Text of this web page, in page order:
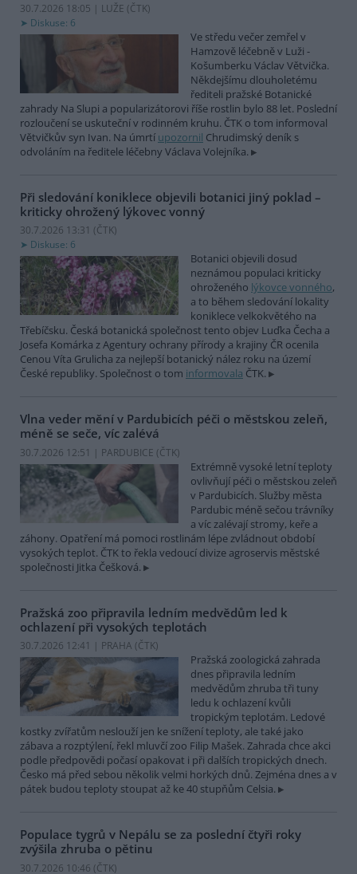
30.7.2026 18:05 | LUŽE (ČTK)
Diskuse: 6
Ve středu večer zemřel v
Hamzově léčebně v Luži -
Košumberku Václav Větvička.
Někdejšímu dlouholetému
řediteli pražské Botanické
zahrady Na Slupi a popularizátorovi říše rostlin bylo 88 let. Poslední
rozloučení se uskuteční v rodinném kruhu. ČTK o tom informoval
Větvičkův syn Ivan. Na úmrtí upozornil Chrudimský deník s
odvoláním na ředitele léčebny Václava Volejníka.
Při sledování koniklece objevili botanici jiný poklad –
kriticky ohrožený lýkovec vonný
30.7.2026 13:31 (ČTK)
Diskuse: 6
Botanici objevili dosud
neznámou populaci kriticky
ohroženého lýkovce vonného,
a to během sledování lokality
koniklece velkokvětého na
Třebíčsku. Česká botanická společnost tento objev Luďka Čecha a
Josefa Komárka z Agentury ochrany přírody a krajiny ČR ocenila
Cenou Víta Grulicha za nejlepší botanický nález roku na území
České republiky. Společnost o tom informovala ČTK.
Vlna veder mění v Pardubicích péči o městskou zeleň,
méně se seče, víc zalévá
30.7.2026 12:51 | PARDUBICE (ČTK)
Extrémně vysoké letní teploty
ovlivňují péči o městskou zeleň
v Pardubicích. Služby města
Pardubic méně sečou trávníky
a víc zalévají stromy, keře a
záhony. Opatření má pomoci rostlinám lépe zvládnout období
vysokých teplot. ČTK to řekla vedoucí divize agroservis městské
společnosti Jitka Češková.
Pražská zoo připravila ledním medvědům led k
ochlazení při vysokých teplotách
30.7.2026 12:41 | PRAHA (ČTK)
Pražská zoologická zahrada
dnes připravila ledním
medvědům zhruba tři tuny
ledu k ochlazení kvůli
tropickým teplotám. Ledové
kostky zvířatům neslouží jen ke snížení teploty, ale také jako
zábava a rozptýlení, řekl mluvčí zoo Filip Mašek. Zahrada chce akci
podle předpovědi počasí opakovat i při dalších tropických dnech.
Česko má před sebou několik velmi horkých dnů. Zejména dnes a v
pátek budou teploty stoupat až ke 40 stupňům Celsia.
Populace tygrů v Nepálu se za poslední čtyři roky
zvýšila zhruba o pětinu
30.7.2026 10:46 (ČTK)